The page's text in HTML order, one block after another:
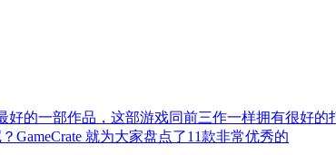
的一部作品，这部游戏同前三作一样拥有很好
就为大家盘点了11款非常优秀的